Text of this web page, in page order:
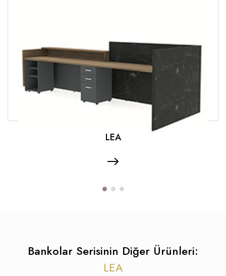
LEA
Bankolar Serisinin Diğer Ürünleri:
LEA